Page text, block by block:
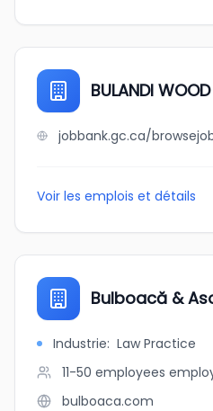
BULANDI
Voir les emplois et détails
Bulboacă &
Industrie: Law Practice
11-50 employees
bulboaca.com